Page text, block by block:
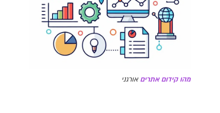
מהו קידום אתרים אורגני